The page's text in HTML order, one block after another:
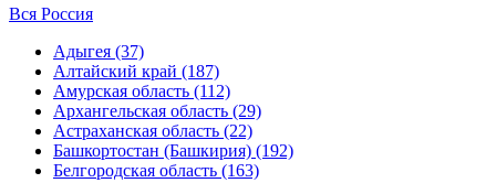
Вся Россия
Адыгея (37)
Алтайский край (187)
Амурская область (112)
Архангельская область (29)
Астраханская область (22)
Башкортостан (Башкирия) (192)
Белгородская область (163)